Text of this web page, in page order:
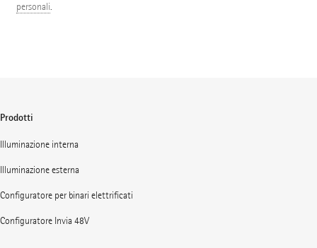
personali.
Prodotti
Illuminazione interna
Illuminazione esterna
Configuratore per binari elettrificati
Configuratore Invia 48V